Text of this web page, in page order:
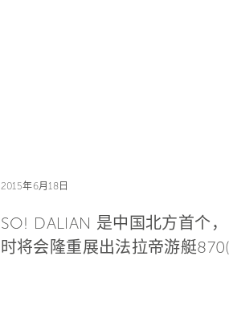
2015年6月18日
SO! DALIAN 是中国北方首个
时将会隆重展出法拉帝游艇